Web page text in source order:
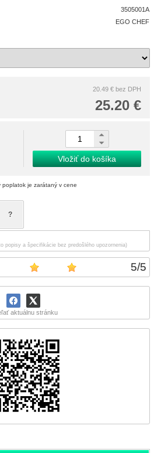
5/5
aktuálnu stránku
3505001A
EGO CHEF
20.49 € bez DPH
25.20 €
Vložiť do košíka
poplatok je zarátaný v cene
?
popisy a špecifikácie bez predošlého upozornenia)